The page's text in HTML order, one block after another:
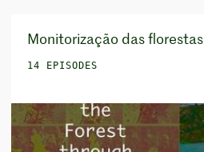
Monitorização das florestas
14 EPISODES